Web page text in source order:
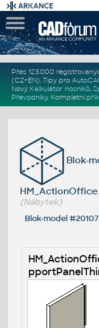
Přes 123.000
(CZ+EN). Tipy pro
Nový Kalkulátor nosníků,
Převodníky. Kompletní
Blok-
(Nábytek)
Blok-model #20107